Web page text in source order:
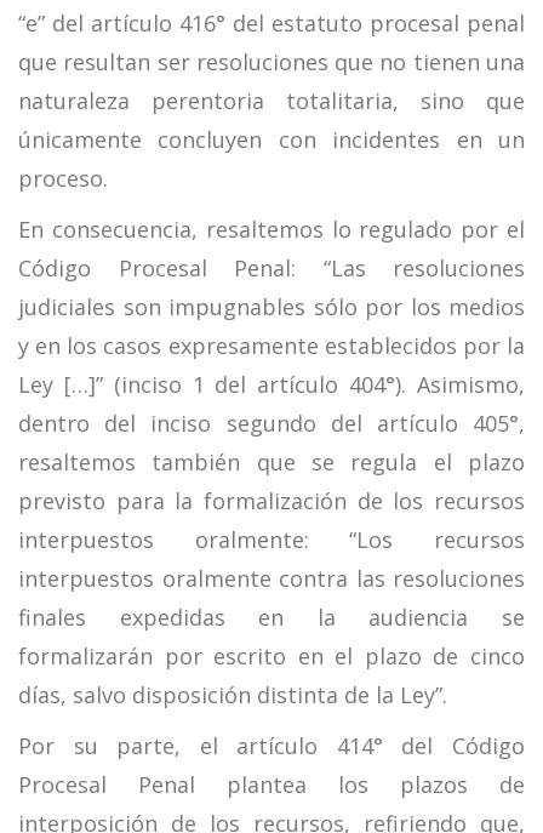
“e” del artículo 416° del estatuto procesal penal
que resultan ser resoluciones que no tienen una
naturaleza perentoria totalitaria, sino que
únicamente concluyen con incidentes en un
proceso.
En consecuencia, resaltemos lo regulado por el
Código Procesal Penal: “Las resoluciones
judiciales son impugnables sólo por los medios
y en los casos expresamente establecidos por la
Ley […]” (inciso 1 del artículo 404°). Asimismo,
dentro del inciso segundo del artículo 405°,
resaltemos también que se regula el plazo
previsto para la formalización de los recursos
interpuestos oralmente: “Los recursos
interpuestos oralmente contra las resoluciones
finales expedidas en la audiencia se
formalizarán por escrito en el plazo de cinco
días, salvo disposición distinta de la Ley”.
Por su parte, el artículo 414° del Código
Procesal Penal plantea los plazos de
interposición de los recursos, refiriendo que,